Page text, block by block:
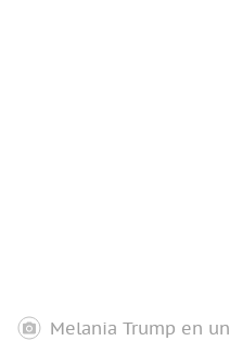
Melania Trump en